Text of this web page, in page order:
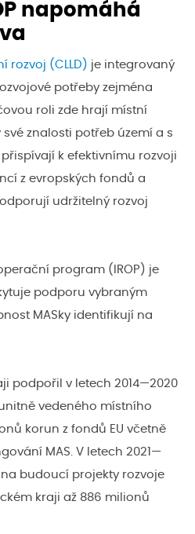
napomáhá
rozvoj (CLLD) je integrovaný
potřeby zejména
roli zde hrají místní
znalosti potřeb území a s
přispívají k efektivnímu rozvoji
z evropských fondů a
udržitelný rozvoj
program (IROP) je
podporu vybraným
MASky identifikují na
podpořil v letech 2014—2020
vedeného místního
korun z fondů EU včetně
MAS. V letech 2021—
na budoucí projekty rozvoje
kraji až 886 milionů